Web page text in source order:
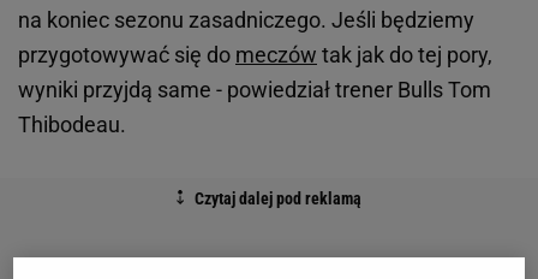
na koniec sezonu zasadniczego. Jeśli będziemy
przygotowywać się do meczów tak jak do tej pory,
wyniki przyjdą same - powiedział trener Bulls Tom
Thibodeau.